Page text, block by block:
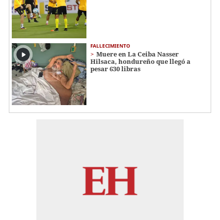
FALLECIMIENTO
Muere en La Ceiba Nasser
Hilsaca, hondureño que llegó a
pesar 630 libras